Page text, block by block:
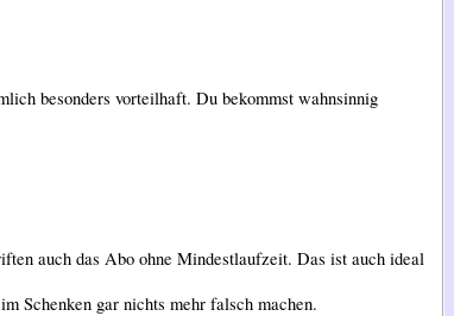
besonders vorteilhaft. Du bekommst wahnsinnig
auch das Abo ohne Mindestlaufzeit. Das ist auch ideal
Schenken gar nichts mehr falsch machen.